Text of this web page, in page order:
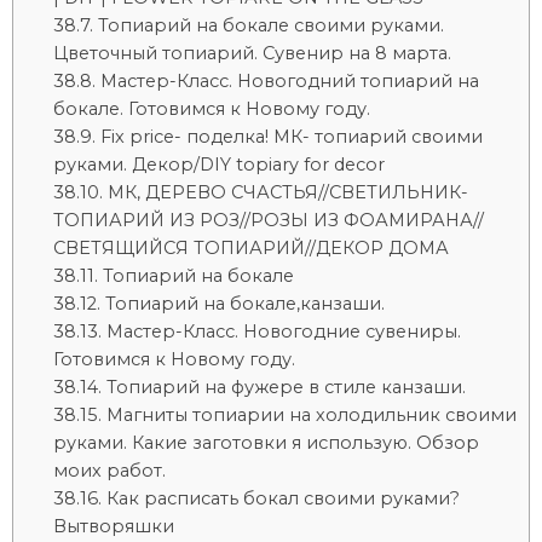
Топиарий на бокале своими руками.
Цветочный топиарий. Сувенир на 8 марта.
Мастер-Класс. Новогодний топиарий на
бокале. Готовимся к Новому году.
Fix price- поделка! МК- топиарий своими
руками. Декор/DIY topiary for decor
МК, ДЕРЕВО СЧАСТЬЯ//СВЕТИЛЬНИК-
ТОПИАРИЙ ИЗ РОЗ//РОЗЫ ИЗ ФОАМИРАНА//
СВЕТЯЩИЙСЯ ТОПИАРИЙ//ДЕКОР ДОМА
Топиарий на бокале
Топиарий на бокале,канзаши.
Мастер-Класс. Новогодние сувениры.
Готовимся к Новому году.
Топиарий на фужере в стиле канзаши.
Магниты топиарии на холодильник своими
руками. Какие заготовки я использую. Обзор
моих работ.
Как расписать бокал своими руками?
Вытворяшки